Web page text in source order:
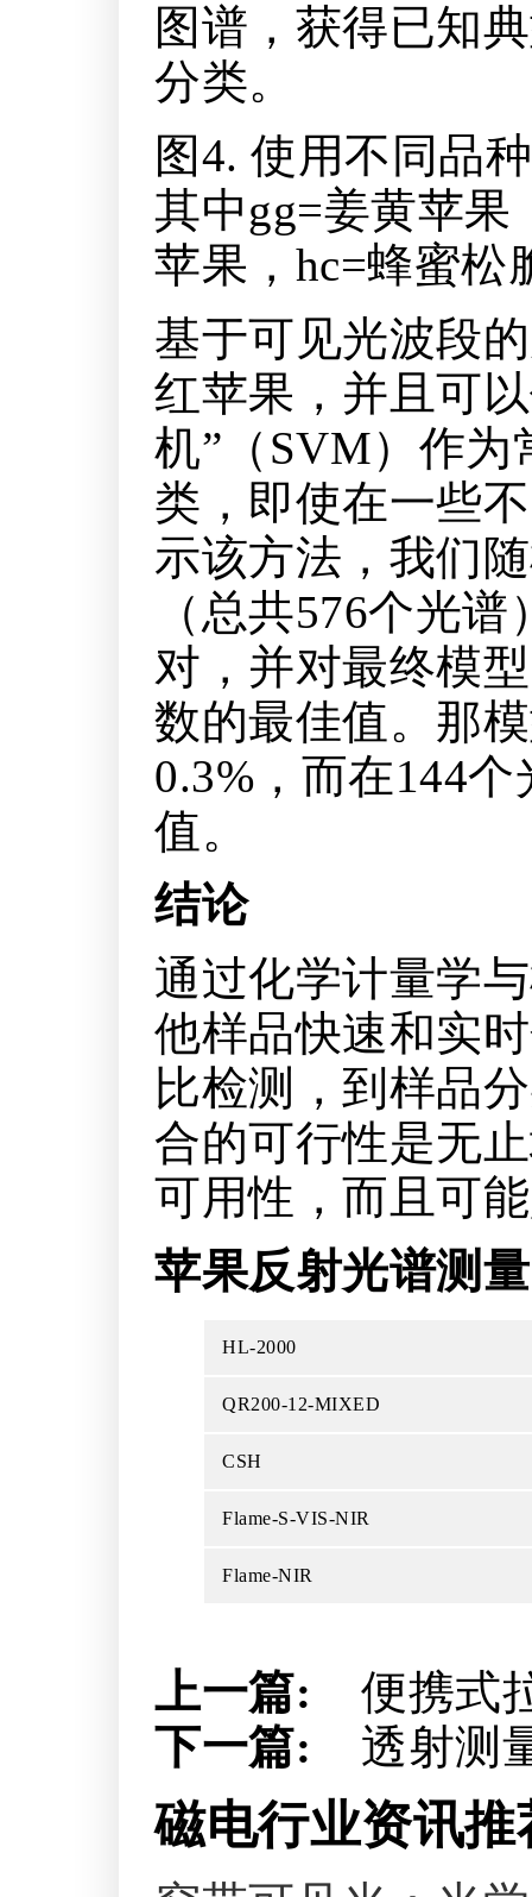
图谱，获得已知
分类。
图4. 使用不同品
其中gg=姜黄苹果
苹果，hc=蜂蜜松
基于可见光波段
红苹果，并且可
机”（SVM）作
类，即使在一些
示该方法，我们
（总共576个光
对，并对最终模
数的最佳值。那
0.3%，而在144
值。
结论
通过化学计量学
他样品快速和实
比检测，到样品
合的可行性是无
可用性，而且可
苹果反射光谱测
HL-2000
QR200-12-MIXED
CSH
Flame-S-VIS-NIR
Flame-NIR
上一篇:
便携式
下一篇:
透射测
磁电行业资讯推